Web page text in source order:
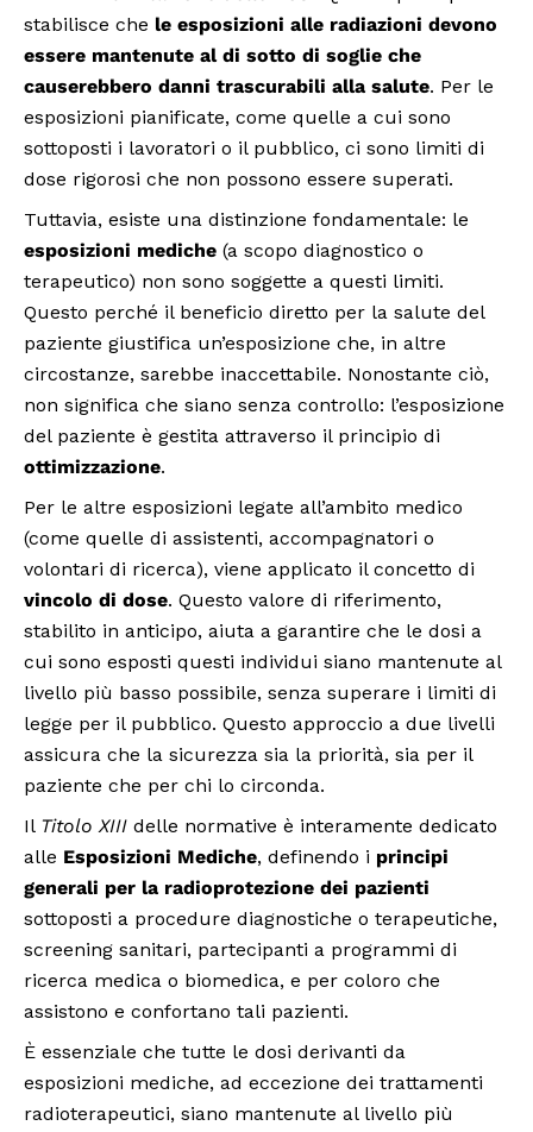
stabilisce che le esposizioni alle radiazioni devono
essere mantenute al di sotto di soglie che
causerebbero danni trascurabili alla salute. Per le
esposizioni pianificate, come quelle a cui sono
sottoposti i lavoratori o il pubblico, ci sono limiti di
dose rigorosi che non possono essere superati.
Tuttavia, esiste una distinzione fondamentale: le
esposizioni mediche (a scopo diagnostico o
terapeutico) non sono soggette a questi limiti.
Questo perché il beneficio diretto per la salute del
paziente giustifica un’esposizione che, in altre
circostanze, sarebbe inaccettabile. Nonostante ciò,
non significa che siano senza controllo: l’esposizione
del paziente è gestita attraverso il principio di
ottimizzazione.
Per le altre esposizioni legate all’ambito medico
(come quelle di assistenti, accompagnatori o
volontari di ricerca), viene applicato il concetto di
vincolo di dose. Questo valore di riferimento,
stabilito in anticipo, aiuta a garantire che le dosi a
cui sono esposti questi individui siano mantenute al
livello più basso possibile, senza superare i limiti di
legge per il pubblico. Questo approccio a due livelli
assicura che la sicurezza sia la priorità, sia per il
paziente che per chi lo circonda.
Il Titolo XIII delle normative è interamente dedicato
alle Esposizioni Mediche, definendo i principi
generali per la radioprotezione dei pazienti
sottoposti a procedure diagnostiche o terapeutiche,
screening sanitari, partecipanti a programmi di
ricerca medica o biomedica, e per coloro che
assistono e confortano tali pazienti.
È essenziale che tutte le dosi derivanti da
esposizioni mediche, ad eccezione dei trattamenti
radioterapeutici, siano mantenute al livello più